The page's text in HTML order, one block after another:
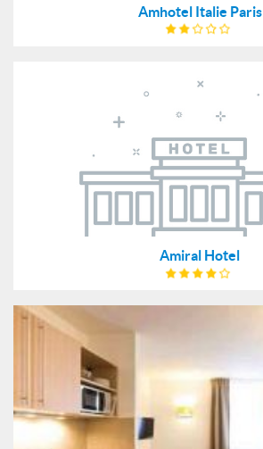
Amhotel Italie Paris
Amiral Hotel